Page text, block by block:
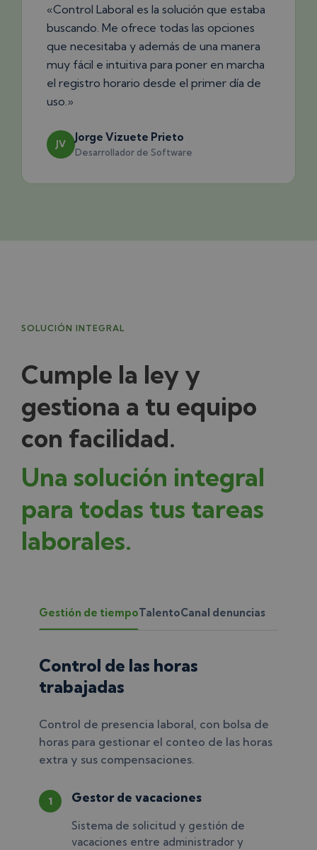
«Control Laboral es la solución que estaba
buscando. Me ofrece todas las opciones
que necesitaba y además de una manera
muy fácil e intuitiva para poner en marcha
el registro horario desde el primer día de
uso.»
JV
Jorge Vizuete Prieto
Desarrollador de Software
SOLUCIÓN INTEGRAL
Cumple la ley y
gestiona a tu equipo
con facilidad.
Una solución integral
para todas tus tareas
laborales.
Gestión de tiempoTalentoCanal denuncias
Control de las horas
trabajadas
Control de presencia laboral, con bolsa de
horas para gestionar el conteo de las horas
extra y sus compensaciones.
1 Gestor de vacaciones
Sistema de solicitud y gestión de
vacaciones entre administrador y